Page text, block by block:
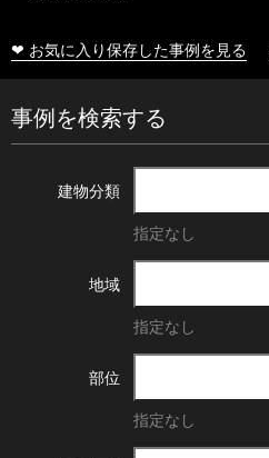
❤ お気に入り保存した事例を見る
事例を検索する
建物分類
指定なし
地域
指定なし
部位
指定なし